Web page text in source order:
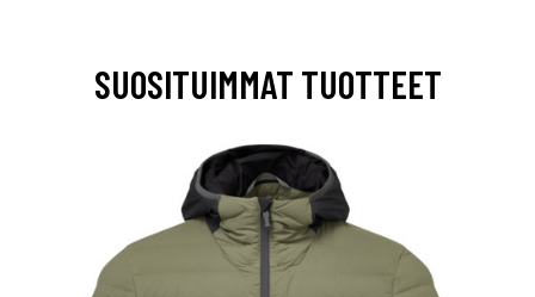
SUOSITUIMMAT TUOTTEET